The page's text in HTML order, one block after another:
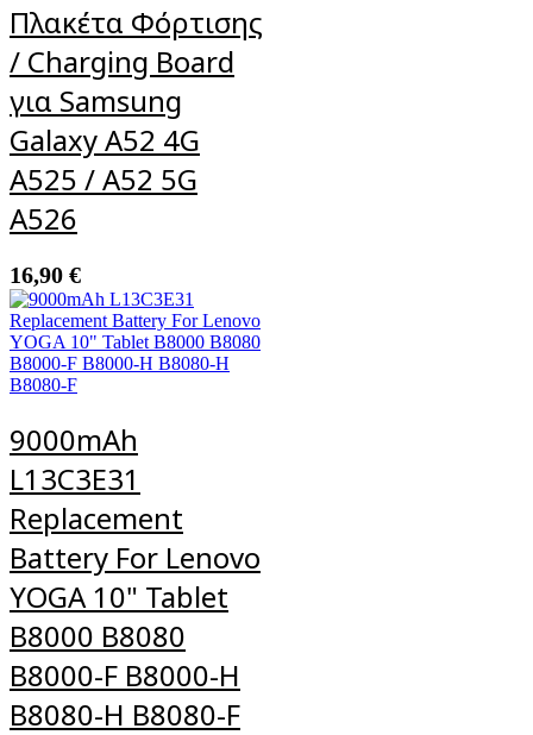
Πλακέτα Φόρτισης
/ Charging Board
για Samsung
Galaxy A52 4G
A525 / A52 5G
A526
16,90 €
9000mAh
L13C3E31
Replacement
Battery For Lenovo
YOGA 10" Tablet
B8000 B8080
B8000-F B8000-H
B8080-H B8080-F